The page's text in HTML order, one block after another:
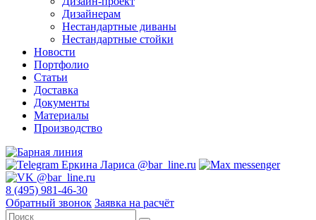
Дизайнерам
Нестандартные диваны
Нестандартные стойки
Новости
Портфолио
Статьи
Доставка
Документы
Материалы
Производство
8 (495) 981-46-30
Обратный звонок Заявка на расчёт